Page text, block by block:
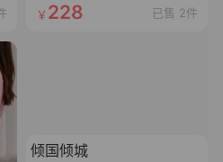
228 已售 2件
倾国倾城